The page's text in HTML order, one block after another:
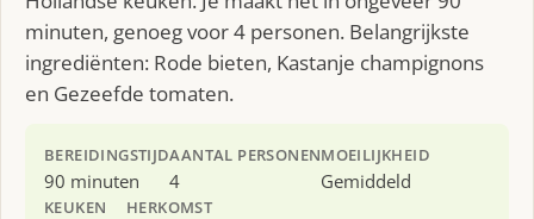
minuten, genoeg voor 4 personen. Belangrijkste
ingrediënten: Rode bieten, Kastanje champignons
en Gezeefde tomaten.
BEREIDINGSTIJD
90 minuten
AANTAL PERSONEN
4
MOEILIJKHEID
Gemiddeld
KEUKEN HERKOMST